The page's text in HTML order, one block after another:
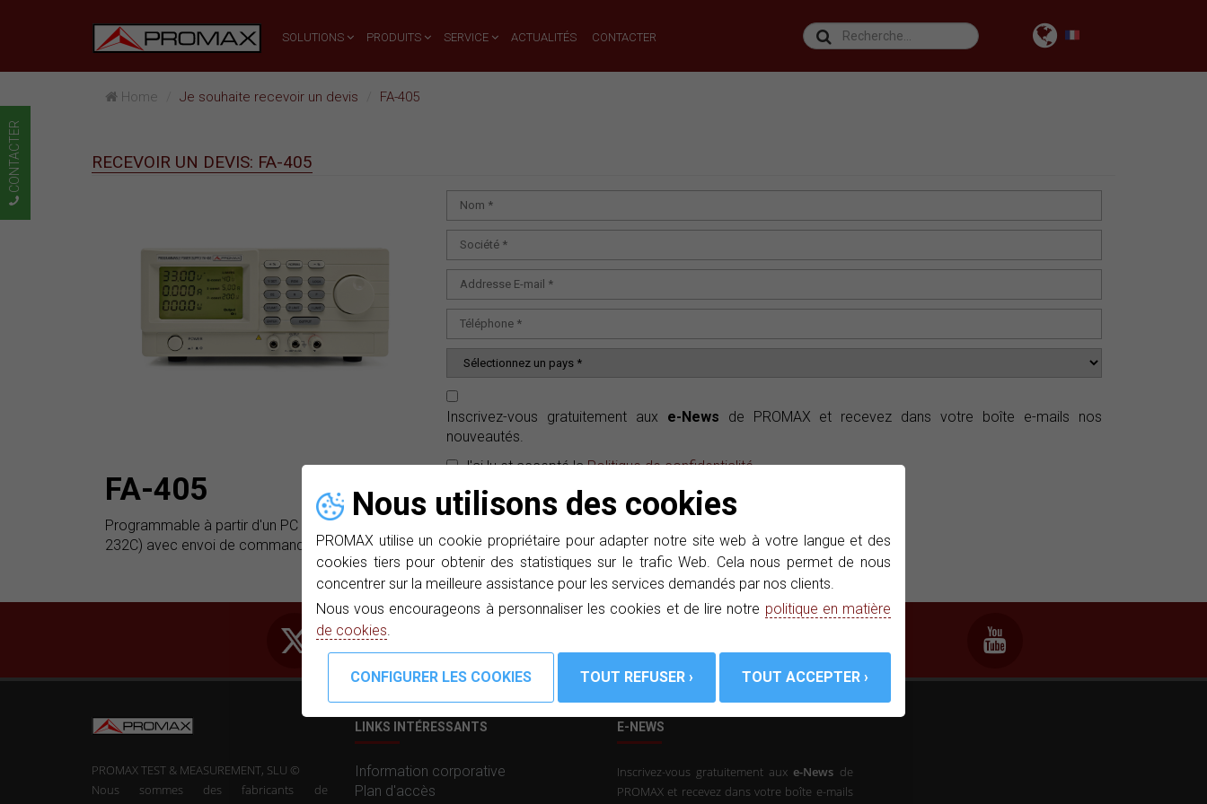
Nous utilisons des cookies
PROMAX utilise un cookie propriétaire pour adapter notre site web à votre langue et des
cookies tiers pour obtenir des statistiques sur le trafic Web. Cela nous permet de nous
concentrer sur la meilleure assistance pour les services demandés par nos clients.
Nous vous encourageons à personnaliser les cookies et de lire notre politique en matière
de cookies.
SOLUTIONS PRODUITS SERVICE ACTUALITÉS CONTACTER
Home Je souhaite recevoir un devis FA-405
RECEVOIR UN DEVIS: FA-405
FA-405
Programmable à partir d'un PC (port série RS-
232C) avec envoi de commande à distance.
Inscrivez-vous gratuitement aux e-News de PROMAX et recevez dans votre boîte e-mails nos
nouveautés.
J'ai lu et accepté laPolitique de confidentialité
PROMAX TEST & MEASUREMENT, SLU ©
Nous sommes des fabricants de
LINKS INTÉRESSANTS
Information corporative
Plan d'accès
E-NEWS
Inscrivez-vous gratuitement aux e-News de
PROMAX et recevez dans votre boîte e-mails
CONTACTER